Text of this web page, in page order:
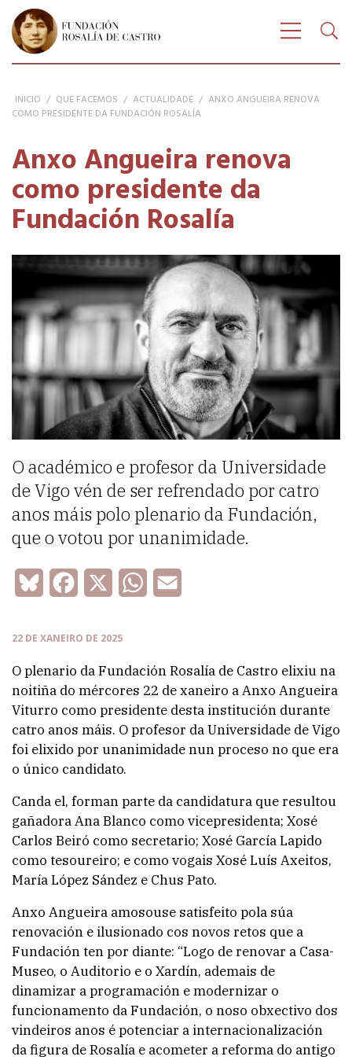
FUNDACIÓN ROSALÍA DE CASTRO
Buscar:
INICIO / QUE FACEMOS / ACTUALIDADE / ANXO ANGUEIRA RENOVA
COMO PRESIDENTE DA FUNDACIÓN ROSALÍA
Anxo Angueira renova
como presidente da
Fundación Rosalía
Anxo Angueira renova
O académico e profesor da Universidade
de Vigo vén de ser refrendado por catro
anos máis polo plenario da Fundación,
que o votou por unanimidade.
Bluesky Facebook WhatsApp
22 DE XANEIRO DE 2025
O plenario da Fundación Rosalía de Castro elixiu na
noitiña do mércores 22 de xaneiro a Anxo Angueira
Viturro como presidente desta institución durante
catro anos máis. O profesor da Universidade de Vigo
foi elixido por unanimidade nun proceso no que era
o único candidato.
Canda el, forman parte da candidatura que resultou
gañadora Ana Blanco como vicepresidenta; Xosé
Carlos Beiró como secretario; Xosé García Lapido
como tesoureiro; e como vogais Xosé Luís Axeitos,
María López Sández e Chus Pato.
Anxo Angueira amosouse satisfeito pola súa
renovación e ilusionado cos novos retos que a
Fundación ten por diante: “Logo de renovar a Casa-
Museo, o Auditorio e o Xardín, ademais de
dinamizar a programación e modernizar o
funcionamento da Fundación, o noso obxectivo dos
vindeiros anos é potenciar a internacionalización
da figura de Rosalía e acometer a reforma do antigo